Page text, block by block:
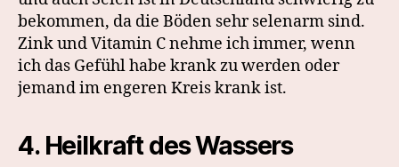
bekommen, da die Böden sehr selenarm sind.
Zink und Vitamin C nehme ich immer, wenn
ich das Gefühl habe krank zu werden oder
jemand im engeren Kreis krank ist.
4. Heilkraft des Wassers